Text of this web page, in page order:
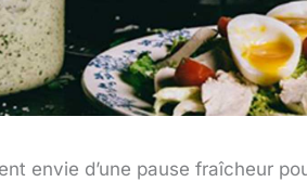
envie d’une pause fraîcheur